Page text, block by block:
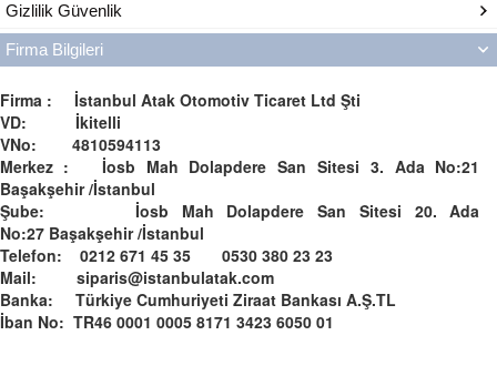
Gizlilik Güvenlik
Firma Bilgileri
Firma : İstanbul Atak Otomotiv Ticaret Ltd Şti
VD: İkitelli
VNo: 4810594113
Merkez : İosb Mah Dolapdere San Sitesi 3. Ada No:21
Başakşehir /İstanbul
Şube: İosb Mah Dolapdere San Sitesi 20. Ada
No:27 Başakşehir /İstanbul
Telefon: 0212 671 45 35 0530 380 23 23
Mail: siparis@istanbulatak.com
Banka: Türkiye Cumhuriyeti Ziraat Bankası A.Ş.­­TL­
İban No: TR46 0001 0005 8171 3423 6050 01